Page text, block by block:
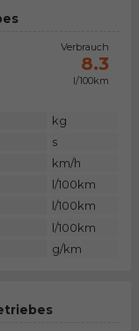
Verbrauch
8.3
l/100km
kg
s
km/h
l/100km
l/100km
l/100km
g/km